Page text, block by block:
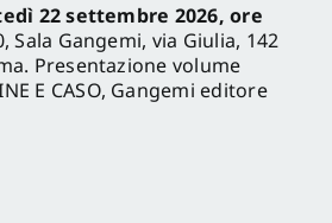
22 settembre 2026, ore
Sala Gangemi, via Giulia, 142
Presentazione volume
E CASO, Gangemi editore